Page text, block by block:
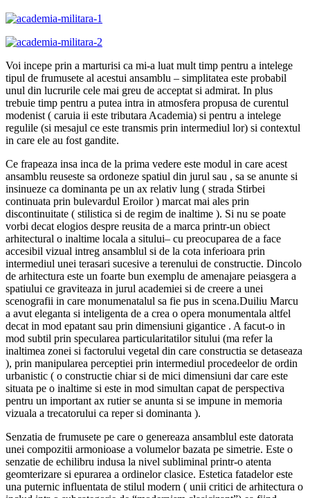
Voi incepe prin a marturisi ca mi-a luat mult timp pentru a intelege
tipul de frumusete al acestui ansamblu – simplitatea este probabil
unul din lucrurile cele mai greu de acceptat si admirat. In plus
trebuie timp pentru a putea intra in atmosfera propusa de curentul
modenist ( caruia ii este tributara Academia) si pentru a intelege
regulile (si mesajul ce este transmis prin intermediul lor) si contextul
in care ele au fost gandite.
Ce frapeaza insa inca de la prima vedere este modul in care acest
ansamblu reuseste sa ordoneze spatiul din jurul sau , sa se anunte si
insinueze ca dominanta pe un ax relativ lung ( strada Stirbei
continuata prin bulevardul Eroilor ) marcat mai ales prin
discontinuitate ( stilistica si de regim de inaltime ). Si nu se poate
vorbi decat elogios despre reusita de a marca printr-un obiect
arhitectural o inaltime locala a sitului– cu preocuparea de a face
accesibil vizual intreg ansamblul si de la cota inferioara prin
intermediul unei terasari sucesive a terenului de constructie. Dincolo
de arhitectura este un foarte bun exemplu de amenajare peiasgera a
spatiului ce graviteaza in jurul academiei si de creere a unei
scenografii in care monumenatalul sa fie pus in scena.Duiliu Marcu
a avut eleganta si inteligenta de a crea o opera monumentala altfel
decat in mod epatant sau prin dimensiuni gigantice . A facut-o in
mod subtil prin specularea particularitatilor sitului (ma refer la
inaltimea zonei si factorului vegetal din care constructia se detaseaza
), prin manipularea perceptiei prin intermediul procedeelor de ordin
urbanistic ( o constructie chiar si de mici dimensiuni dar care este
situata pe o inaltime si este in mod simultan capat de perspectiva
pentru un important ax rutier se anunta si se impune in memoria
vizuala a trecatorului ca reper si dominanta ).
Senzatia de frumusete pe care o genereaza ansamblul este datorata
unei compozitii armonioase a volumelor bazata pe simetrie. Este o
senzatie de echilibru indusa la nivel subliminal printr-o atenta
geomterizare si epurarea a ordinelor clasice. Estetica fatadelor este
una puternic influentata de stilul modern ( unii critici de arhitectura o